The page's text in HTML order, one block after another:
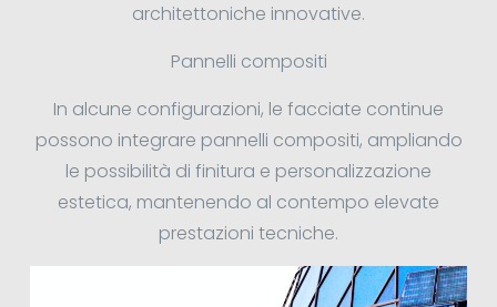
architettoniche innovative.
Pannelli compositi
In alcune configurazioni, le facciate continue
possono integrare pannelli compositi, ampliando
le possibilità di finitura e personalizzazione
estetica, mantenendo al contempo elevate
prestazioni tecniche.